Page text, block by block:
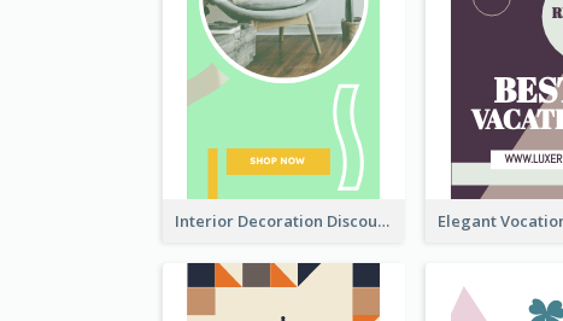
Interior Decoration Discount Wide Skyscraper Banner